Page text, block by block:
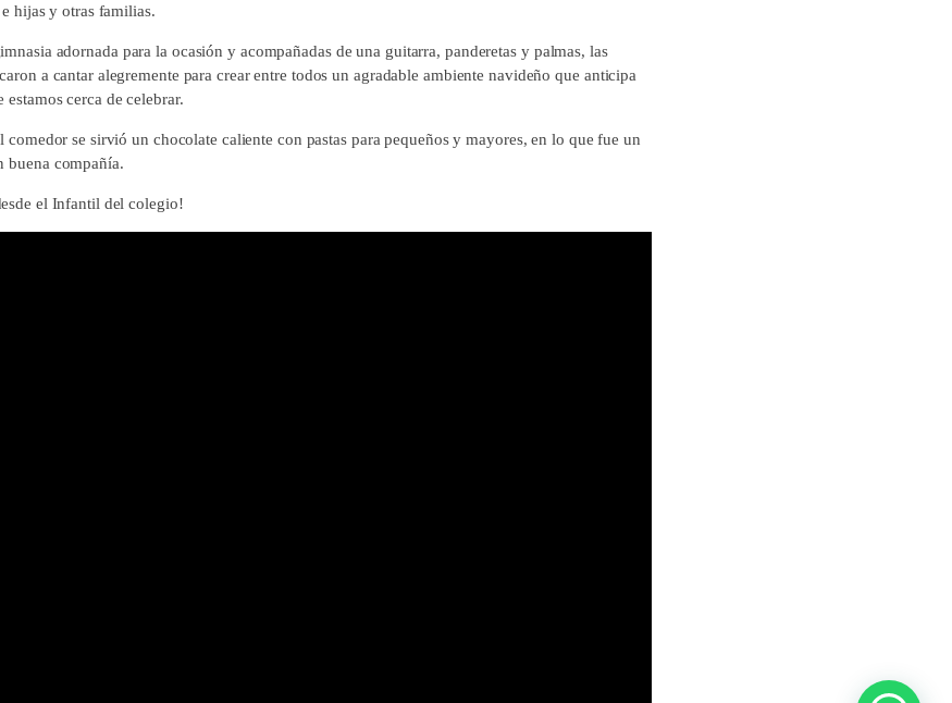
hijas y otras familias.
adornada para la ocasión y acompañadas de una guitarra, panderetas y palmas, las
a cantar alegremente para crear entre todos un agradable ambiente navideño que anticipa
estamos cerca de celebrar.
comedor se sirvió un chocolate caliente con pastas para pequeños y mayores, en lo que fue un
buena compañía.
el Infantil del colegio!